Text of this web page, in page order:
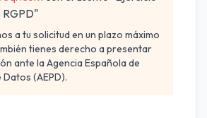
a tu solicitud en un plazo máximo
tienes derecho a presentar
ante la Agencia Española de
(AEPD).